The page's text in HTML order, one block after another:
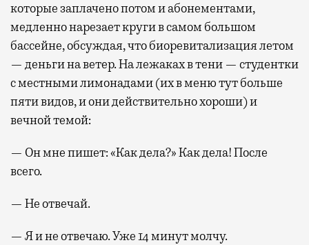
которые заплачено потом и абонементами,
медленно нарезает круги в самом большом
бассейне, обсуждая, что биоревитализация летом
— деньги на ветер. На лежаках в тени — студентки
с местными лимонадами (их в меню тут больше
пяти видов, и они действительно хороши) и
вечной темой:
— Он мне пишет: «Как дела?» Как дела! После
всего.
— Не отвечай.
— Я и не отвечаю. Уже 14 минут молчу.